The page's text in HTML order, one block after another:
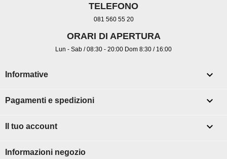
TELEFONO
081 560 55 20
ORARI DI APERTURA
Lun - Sab / 08:30 - 20:00 Dom 8:30 / 16:00
Informative 
Pagamenti e spedizioni 
Il tuo account 
Informazioni negozio